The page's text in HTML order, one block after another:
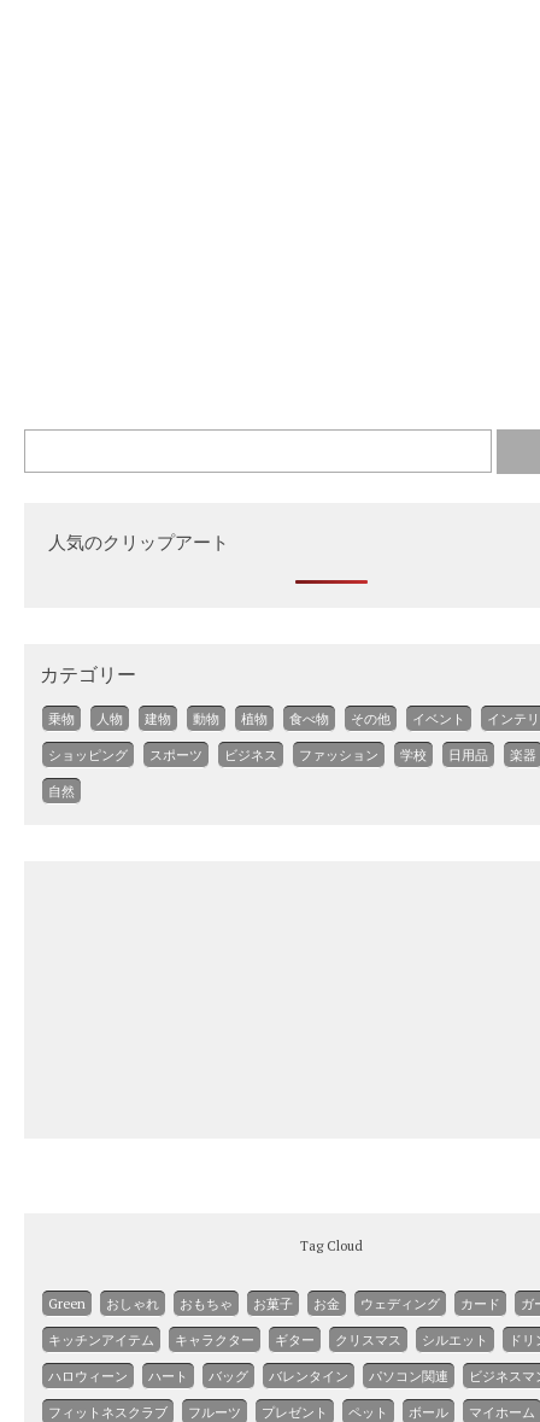
人気のクリップアート
カテゴリー
乗物 人物 建物 動物 植物 食べ物 その他 イベント インテ
ショッピング スポーツ ビジネス ファッション 学校 日用品 楽器
自然
Tag Cloud
Green おしゃれ おもちゃ お菓子 お金 ウェディング カード ガ
キッチンアイテム キャラクター ギター クリスマス シルエット ド
ハロウィーン ハート バッグ バレンタイン パソコン関連 ビジネスマ
フィットネスクラブ フルーツ プレゼント ペット ボール マイホーム